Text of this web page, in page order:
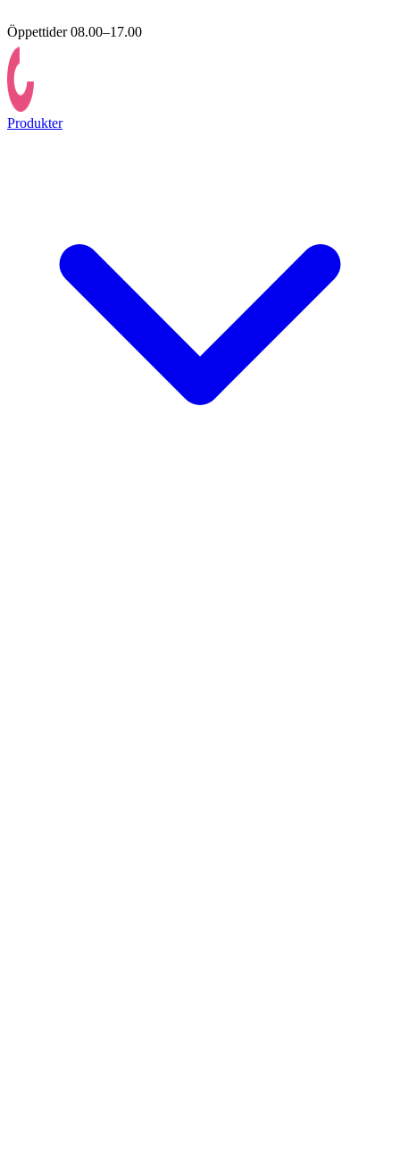
Öppettider 08.00–17.00
Produkter